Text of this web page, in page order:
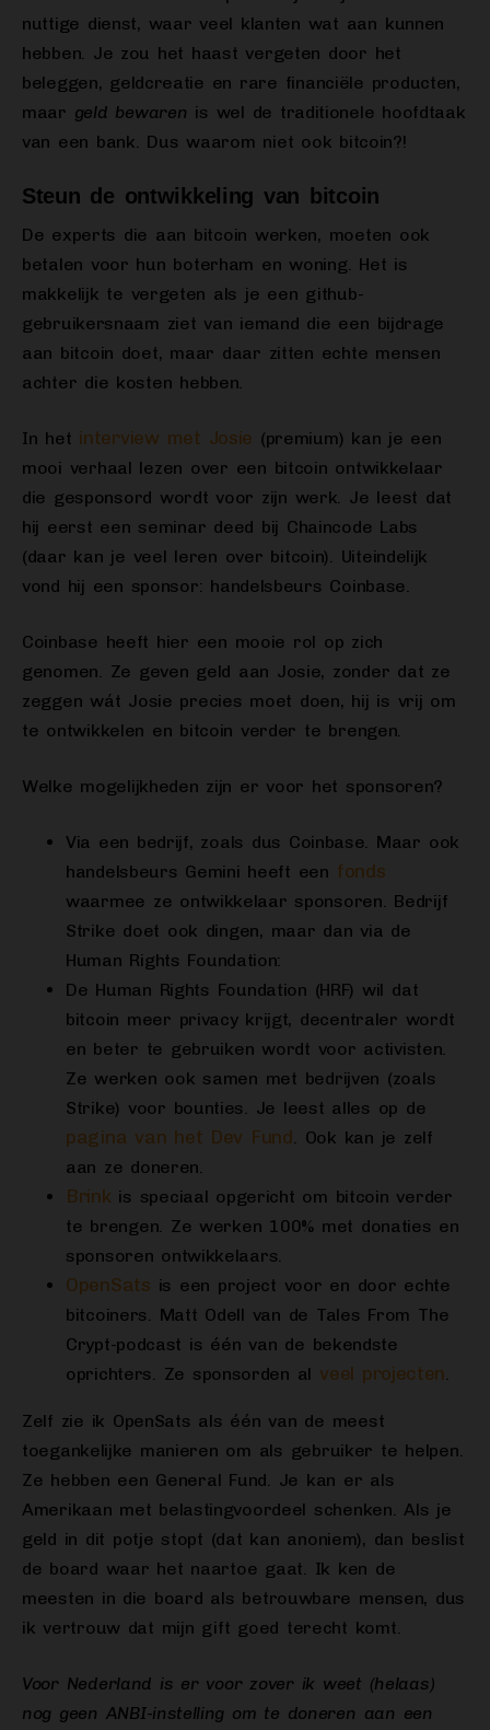
nuttige dienst, waar veel klanten wat aan kunnen
hebben. Je zou het haast vergeten door het
beleggen, geldcreatie en rare financiële producten,
maar geld bewaren is wel de traditionele hoofdtaak
van een bank. Dus waarom niet ook bitcoin?!
Steun de ontwikkeling van bitcoin
De experts die aan bitcoin werken, moeten ook
betalen voor hun boterham en woning. Het is
makkelijk te vergeten als je een github-
gebruikersnaam ziet van iemand die een bijdrage
aan bitcoin doet, maar daar zitten echte mensen
achter die kosten hebben.
In het interview met Josie (premium) kan je een
mooi verhaal lezen over een bitcoin ontwikkelaar
die gesponsord wordt voor zijn werk. Je leest dat
hij eerst een seminar deed bij Chaincode Labs
(daar kan je veel leren over bitcoin). Uiteindelijk
vond hij een sponsor: handelsbeurs Coinbase.
Coinbase heeft hier een mooie rol op zich
genomen. Ze geven geld aan Josie, zonder dat ze
zeggen wát Josie precies moet doen, hij is vrij om
te ontwikkelen en bitcoin verder te brengen.
Welke mogelijkheden zijn er voor het sponsoren?
Via een bedrijf, zoals dus Coinbase. Maar ook
handelsbeurs Gemini heeft een fonds
waarmee ze ontwikkelaar sponsoren. Bedrijf
Strike doet ook dingen, maar dan via de
Human Rights Foundation:
De Human Rights Foundation (HRF) wil dat
bitcoin meer privacy krijgt, decentraler wordt
en beter te gebruiken wordt voor activisten.
Ze werken ook samen met bedrijven (zoals
Strike) voor bounties. Je leest alles op de
pagina van het Dev Fund . Ook kan je zelf
aan ze doneren.
Brink is speciaal opgericht om bitcoin verder
te brengen. Ze werken 100% met donaties en
sponsoren ontwikkelaars.
OpenSats is een project voor en door echte
bitcoiners. Matt Odell van de Tales From The
Crypt-podcast is één van de bekendste
oprichters. Ze sponsorden al veel projecten
Zelf zie ik OpenSats als één van de meest
toegankelijke manieren om als gebruiker te helpen.
Ze hebben een General Fund. Je kan er als
Amerikaan met belastingvoordeel schenken. Als je
geld in dit potje stopt (dat kan anoniem), dan beslist
de board waar het naartoe gaat. Ik ken de
meesten in die board als betrouwbare mensen, dus
ik vertrouw dat mijn gift goed terecht komt.
Voor Nederland is er voor zover ik weet (helaas)
nog geen ANBI-instelling om te doneren aan een